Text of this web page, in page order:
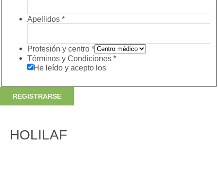
Apellidos *
Profesión y centro *
Términos y Condiciones *
He leído y acepto los
HOLILAF